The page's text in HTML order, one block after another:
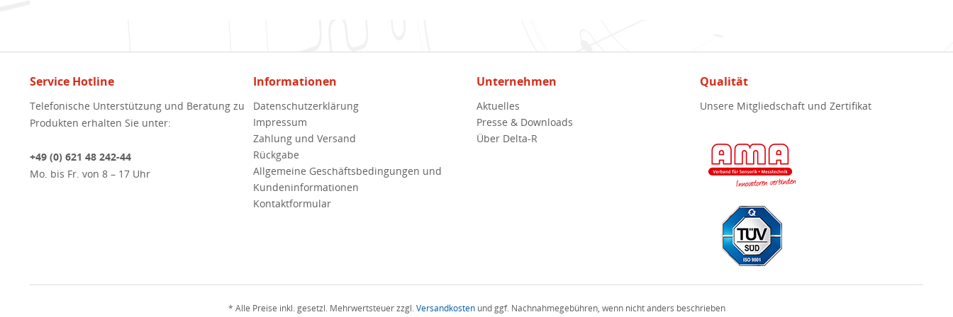
Service Hotline
Telefonische Unterstützung und Beratung zu
Produkten erhalten Sie unter:
+49 (0) 621 48 242-44
Mo. bis Fr. von 8 – 17 Uhr
Informationen
Datenschutzerklärung
Impressum
Zahlung und Versand
Rückgabe
Allgemeine Geschäftsbedingungen und
Kundeninformationen
Kontaktformular
Unternehmen
Aktuelles
Presse & Downloads
Über Delta-R
Qualität
Unsere Mitgliedschaft und Zertifikat
* Alle Preise inkl. gesetzl. Mehrwertsteuer zzgl.Versandkostenund ggf. Nachnahmegebühren, wenn nicht anders beschrieben